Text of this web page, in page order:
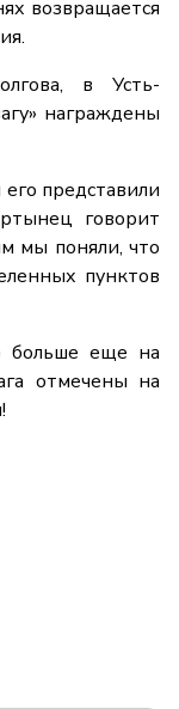
возвращается
в Усть-
награждены
представили
говорит
мы поняли, что
пунктов
больше еще на
отмечены на